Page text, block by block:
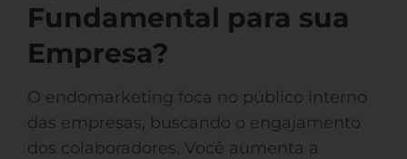
Fundamental para sua
Empresa?
O endomarketing foca no público interno
das empresas, buscando o engajamento
dos colaboradores. Você aumenta a